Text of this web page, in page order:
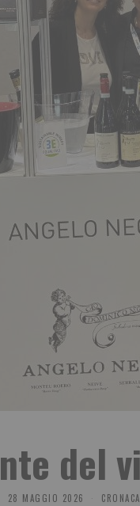
del
28 MAGGIO 2026 CRONACA